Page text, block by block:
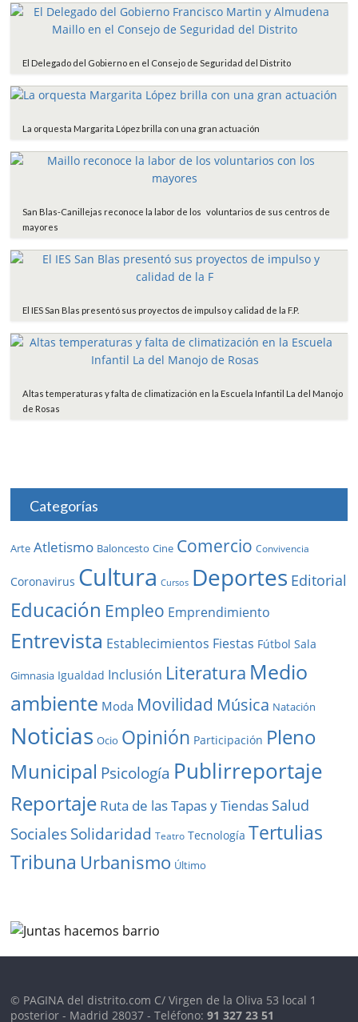
El Delegado del Gobierno en el Consejo de Seguridad del Distrito
La orquesta Margarita López brilla con una gran actuación
San Blas-Canillejas reconoce la labor de los voluntarios de sus centros de
mayores
El IES San Blas presentó sus proyectos de impulso y calidad de la F.P.
Altas temperaturas y falta de climatización en la Escuela Infantil La del Manojo
de Rosas
Categorías
Arte Atletismo Baloncesto Cine Comercio Convivencia
Coronavirus Cultura Cursos Deportes Editorial
Educación Empleo Emprendimiento
Entrevista Establecimientos Fiestas Fútbol Sala
Gimnasia Igualdad Inclusión Literatura Medio
ambiente Moda Movilidad Música Natación
Noticias Ocio Opinión Participación Pleno
Municipal Psicología Publirreportaje
Reportaje Ruta de las Tapas y Tiendas Salud
SocialesSolidaridad Teatro Tecnología Tertulias
Tribuna Urbanismo Último
© PAGINA del distrito.com C/ Virgen de la Oliva 53 local 1
posterior - Madrid 28037 - Teléfono:91 327 23 51